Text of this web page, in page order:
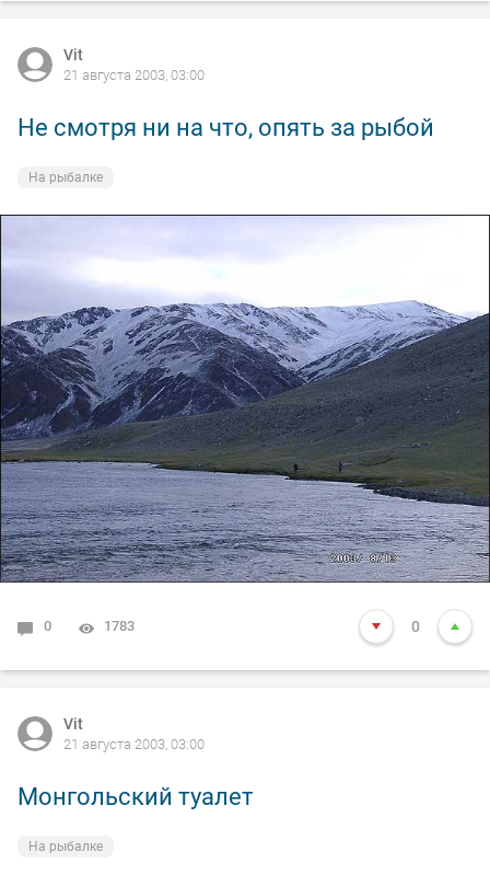
Vit
21 августа 2003, 03:00
Не смотря ни на что, опять за рыбой
На рыбалке
0 1783 0
Vit
21 августа 2003, 03:00
Монгольский туалет
На рыбалке